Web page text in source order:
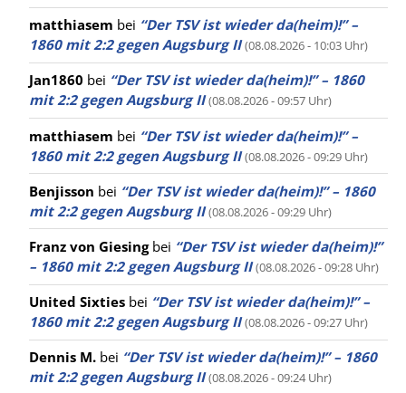
matthiasem bei “Der TSV ist wieder da(heim)!” –
1860 mit 2:2 gegen Augsburg II (08.08.2026 - 10:03 Uhr)
Jan1860 bei “Der TSV ist wieder da(heim)!” – 1860
mit 2:2 gegen Augsburg II (08.08.2026 - 09:57 Uhr)
matthiasem bei “Der TSV ist wieder da(heim)!” –
1860 mit 2:2 gegen Augsburg II (08.08.2026 - 09:29 Uhr)
Benjisson bei “Der TSV ist wieder da(heim)!” – 1860
mit 2:2 gegen Augsburg II (08.08.2026 - 09:29 Uhr)
Franz von Giesingbei “Der TSV ist wieder da(heim)!”
– 1860 mit 2:2 gegen Augsburg II (08.08.2026 - 09:28 Uhr)
United Sixties bei “Der TSV ist wieder da(heim)!” –
1860 mit 2:2 gegen Augsburg II (08.08.2026 - 09:27 Uhr)
Dennis M. bei “Der TSV ist wieder da(heim)!” – 1860
mit 2:2 gegen Augsburg II (08.08.2026 - 09:24 Uhr)